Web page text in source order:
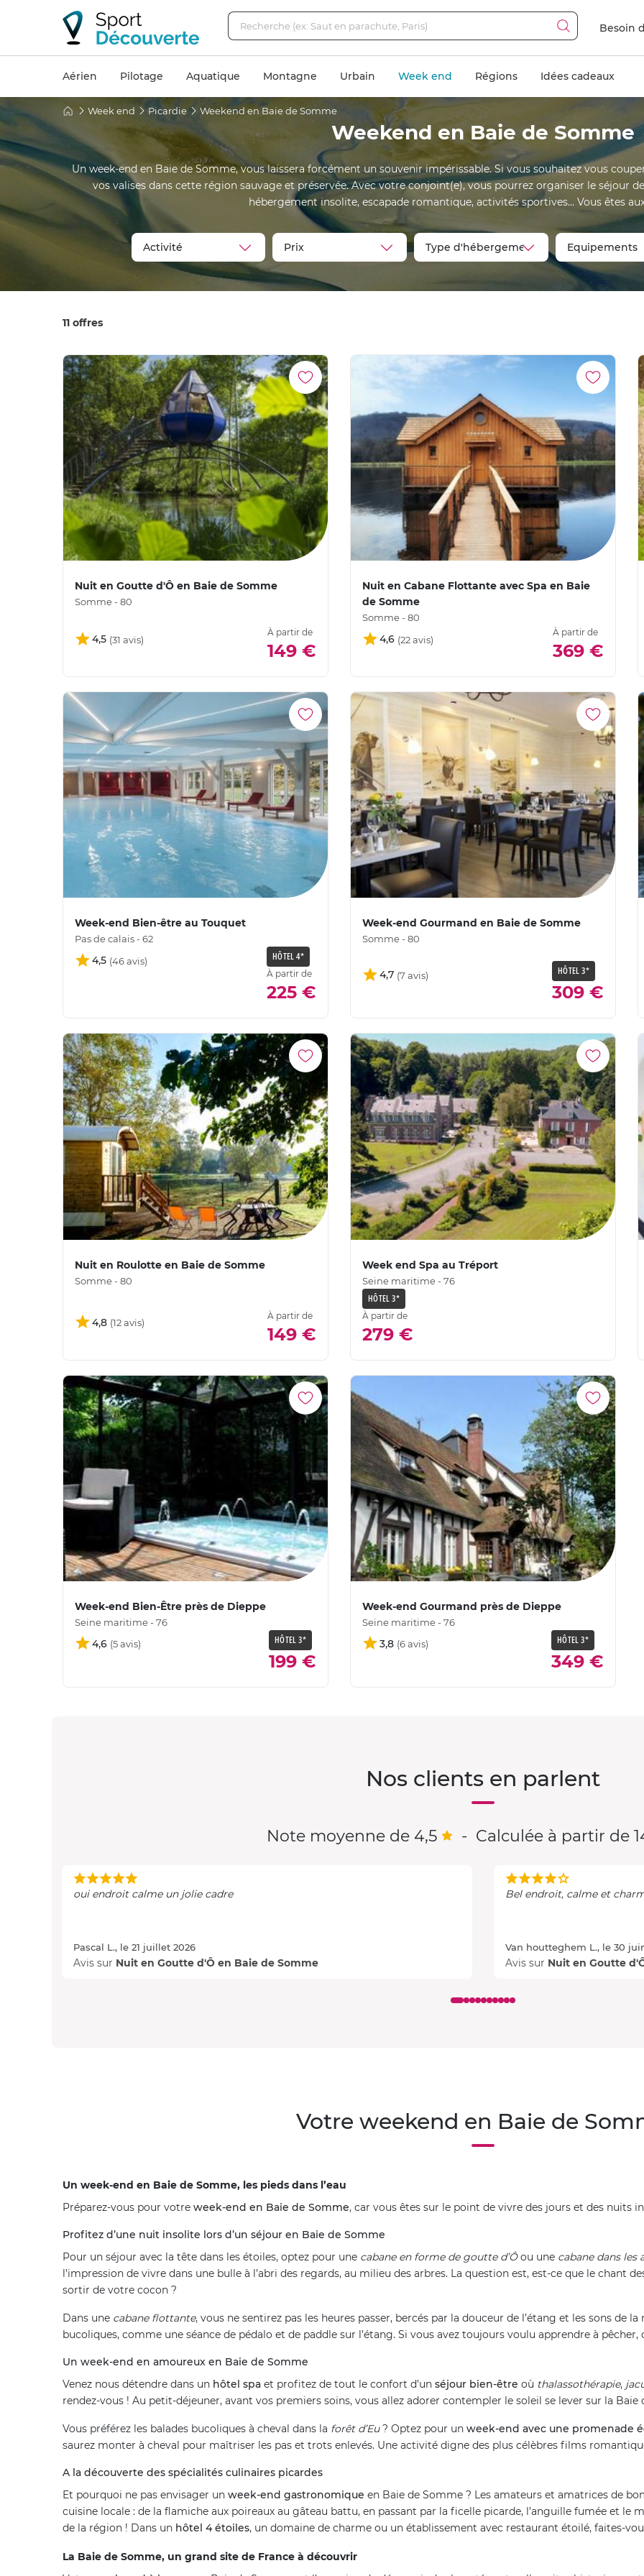
Besoin
Aérien Pilotage Aquatique Montagne Urbain Week end Régions Idées cadeaux
Week end Picardie Weekend en Baie de Somme
Weekend en Baie de Somme
Un week-end en Baie de Somme, vous laissera forcément un souvenir impérissable. Si vous souhaitez vous
vos valises dans cette région sauvage et préservée. Avec votre conjoint(e), vous pourrez organiser le séjour
hébergement insolite, escapade romantique, activités sportives… Vous êtes
11 offres
Nuit en Goutte d'Ô en Baie de Somme
Somme - 80
4,5
À partir de
149 €
Nuit en Cabane Flottante avec Spa en Baie
de Somme
Somme - 80
4,6
À partir de
369 €
Week-end Bien-être au Touquet
Pas de calais - 62
4,5 HÔTEL 4*
À partir de
225 €
Week-end Gourmand en Baie de Somme
Somme - 80
4,7 HÔTEL 3*
309 €
Nuit en Roulotte en Baie de Somme
Somme - 80
4,8
À partir de
149 €
Week end Spa au Tréport
Seine maritime - 76
HÔTEL 3*
À partir de
279 €
Week-end Bien-Être près de Dieppe
Seine maritime - 76
4,6 HÔTEL 3*
199 €
Week-end Gourmand près de Dieppe
Seine maritime - 76
3,8 HÔTEL 3*
349 €
Nos clients en parlent
Note moyenne de 4,5 - Calculée à partir de
oui endroit calme un jolie cadre
Pascal L., le 21 juillet 2026
Avis sur Nuit en Goutte d'Ô en Baie de Somme
Bel endroit, calme et
Van houtteghem L., le 30
Avis sur Nuit en Goutte
Votre weekend en Baie de
Un week-end en Baie de Somme, les pieds dans l’eau
Préparez-vous pour votre week-end en Baie de Somme, car vous êtes sur le point de vivre des jours et des nuits
Profitez d’une nuit insolite lors d’un séjour en Baie de Somme
Pour un séjour avec la tête dans les étoiles, optez pour une cabane en forme de goutte d’Ôou une cabane dans les
l’impression de vivre dans une bulle à l’abri des regards, au milieu des arbres. La question est, est-ce que le chant
sortir de votre cocon ?
Dans une cabane flottante, vous ne sentirez pas les heures passer, bercés par la douceur de l’étang et les sons de
bucoliques, comme une séance de pédalo et de paddle sur l’étang. Si vous avez toujours voulu apprendre à
Un week-end en amoureux en Baie de Somme
Venez nous détendre dans un hôtel spa et profitez de tout le confort d’un séjour bien-être où thalassothérapie,
rendez-vous ! Au petit-déjeuner, avant vos premiers soins, vous allez adorer contempler le soleil se lever sur la
Vous préférez les balades bucoliques à cheval dans la forêt d’Eu? Optez pour un week-end avec une promenade
saurez monter à cheval pour maîtriser les pas et trots enlevés. Une activité digne des plus célèbres films
A la découverte des spécialités culinaires picardes
Et pourquoi ne pas envisager un week-end gastronomique en Baie de Somme ? Les amateurs et amatrices de
cuisine locale : de la flamiche aux poireaux au gâteau battu, en passant par la ficelle picarde, l’anguille fumée et le
de la région ! Dans un hôtel 4 étoiles, un domaine de charme ou un établissement avec restaurant étoilé, faites-
La Baie de Somme, un grand site de France à découvrir